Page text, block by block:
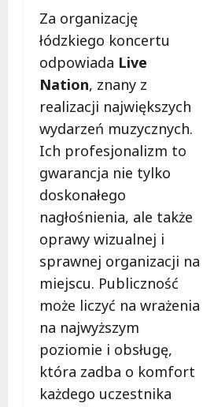
Za organizację
łódzkiego koncertu
odpowiada Live
Nation, znany z
realizacji największych
wydarzeń muzycznych.
Ich profesjonalizm to
gwarancja nie tylko
doskonałego
nagłośnienia, ale także
oprawy wizualnej i
sprawnej organizacji na
miejscu. Publiczność
może liczyć na wrażenia
na najwyższym
poziomie i obsługę,
która zadba o komfort
każdego uczestnika